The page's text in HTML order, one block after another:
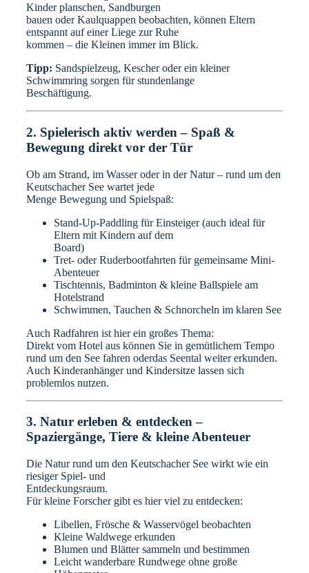
Kinder planschen, Sandburgen
bauen oder Kaulquappen beobachten, können Eltern
entspannt auf einer Liege zur Ruhe
kommen – die Kleinen immer im Blick.
Tipp: Sandspielzeug, Kescher oder ein kleiner
Schwimmring sorgen für stundenlange
Beschäftigung.
2. Spielerisch aktiv werden – Spaß &
Bewegung direkt vor der Tür
Ob am Strand, im Wasser oder in der Natur – rund um den
Keutschacher See wartet jede
Menge Bewegung und Spielspaß:
Stand-Up-Paddling für Einsteiger (auch ideal für
Eltern mit Kindern auf dem
Board)
Tret- oder Ruderbootfahrten für gemeinsame Mini-
Abenteuer
Tischtennis, Badminton & kleine Ballspiele am
Hotelstrand
Schwimmen, Tauchen & Schnorcheln im klaren See
Auch Radfahren ist hier ein großes Thema:
Direkt vom Hotel aus können Sie in gemütlichem Tempo
rund um den See fahren oderdas Seental weiter erkunden.
Auch Kinderanhänger und Kindersitze lassen sich
problemlos nutzen.
3. Natur erleben & entdecken –
Spaziergänge, Tiere & kleine Abenteuer
Die Natur rund um den Keutschacher See wirkt wie ein
riesiger Spiel- und
Entdeckungsraum.
Für kleine Forscher gibt es hier viel zu entdecken:
Libellen, Frösche & Wasservögel beobachten
Kleine Waldwege erkunden
Blumen und Blätter sammeln und bestimmen
Leicht wanderbare Rundwege ohne große